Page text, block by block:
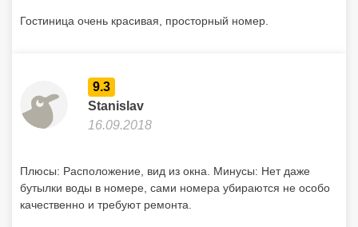
Гостиница очень красивая, просторный номер.
9.3
Stanislav
16.09.2018
Плюсы: Расположение, вид из окна. Минусы: Нет даже
бутылки воды в номере, сами номера убираются не особо
качественно и требуют ремонта.